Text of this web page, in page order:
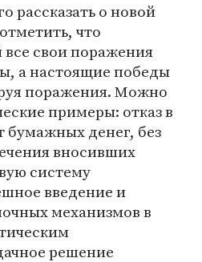
рассказать о новой
что
свои поражения
а настоящие победы
поражения. Можно
примеры: отказ в
бумажных денег, без
вносивших
систему
введение и
механизмов в
решение